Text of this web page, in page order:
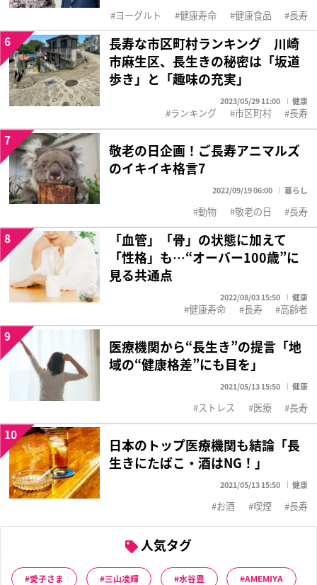
ヨーグルト 健康寿命 健康食品 長寿
長寿な市区町村ランキング 川崎
市麻生区、長生きの秘密は「坂道
歩き」と「趣味の充実」
2023/05/29 11:00 健康
6
ランキング 市区町村 長寿
敬老の日企画！ご長寿アニマルズ
のイキイキ格言7
2022/09/19 06:00 暮らし
7
動物 敬老の日 長寿
「血管」「骨」の状態に加えて
「性格」も…“オーバー100歳”に
見る共通点
2022/08/03 15:50 健康
8
健康寿命 長寿 高齢者
医療機関から“長生き”の提言「地
域の“健康格差”にも目を」
2021/05/13 15:50 健康
9
ストレス 医療 長寿
日本のトップ医療機関も結論「長
生きにたばこ・酒はNG！」
2021/05/13 15:50 健康
10
お酒 喫煙 長寿
人気タグ
愛子さま 三山凌輝 水谷豊 AMEMIYA